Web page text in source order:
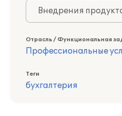
Внедрения
Отрасль / Функциональная
Профессиональные
Теги
бухгалтерия